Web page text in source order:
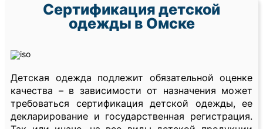
Сертификация детской
одежды в Омске
Детская одежда подлежит обязательной оценке
качества – в зависимости от назначения может
требоваться сертификация детской одежды, ее
декларирование и государственная регистрация.